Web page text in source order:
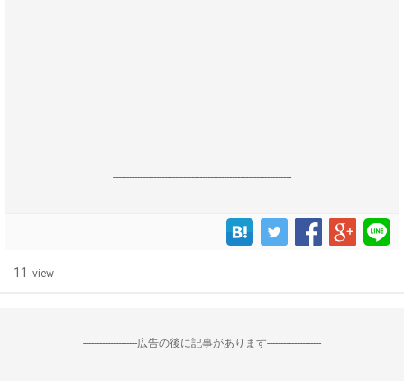
------------------------------------------------------------------
11 view
--------------------広告の後に記事があります--------------------